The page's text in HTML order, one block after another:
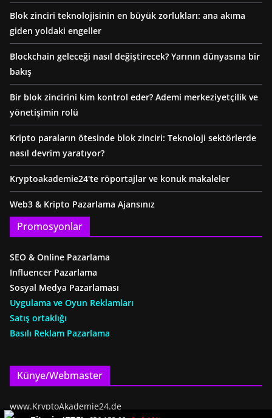
Blok zinciri teknolojisinin en büyük zorlukları: ana akıma
giden yoldaki engeller
Blockchain geleceği nasıl değiştirecek? Yarının dünyasına bir
bakış
Bir blok zincirini kim kontrol eder? Ademi merkeziyetçilik ve
yönetişimin rolü
Kripto paraların ötesinde blok zinciri: Teknoloji sektörlerde
nasıl devrim yaratıyor?
Kryptoakademie24'te röportajlar ve konuk makaleler
Web3 & Kripto Pazarlama Ajansınız
Promosyonlar
SEO & Online Pazarlama
Influencer Pazarlama
Sosyal Medya Pazarlaması
Uygulama ve Oyun Reklamları
Satış ortaklığı
Basılı Reklam Pazarlama
Künye/Webmaster
www.KryptoAkademie24.de